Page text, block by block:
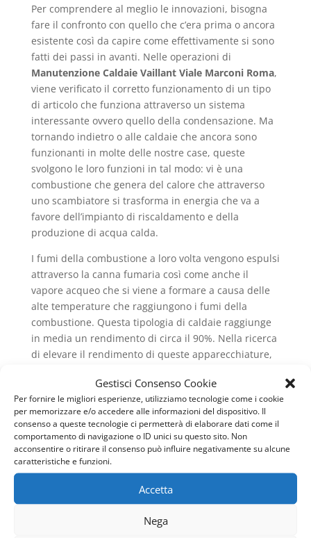
Gestisci Consenso Cookie
Per fornire le migliori esperienze, utilizziamo tecnologie come i cookie
per memorizzare e/o accedere alle informazioni del dispositivo. Il
consenso a queste tecnologie ci permetterà di elaborare dati come il
comportamento di navigazione o ID unici su questo sito. Non
acconsentire o ritirare il consenso può influire negativamente su alcune
caratteristiche e funzioni.
Accetta
Nega
Per comprendere al meglio le innovazioni, bisogna
fare il confronto con quello che c’era prima o ancora
esistente così da capire come effettivamente si sono
fatti dei passi in avanti. Nelle operazioni di
Manutenzione Caldaie Vaillant Viale Marconi Roma,
viene verificato il corretto funzionamento di un tipo
di articolo che funziona attraverso un sistema
interessante ovvero quello della condensazione. Ma
tornando indietro o alle caldaie che ancora sono
funzionanti in molte delle nostre case, queste
svolgono le loro funzioni in tal modo: vi è una
combustione che genera del calore che attraverso
uno scambiatore si trasforma in energia che va a
favore dell’impianto di riscaldamento e della
produzione di acqua calda.
I fumi della combustione a loro volta vengono espulsi
attraverso la canna fumaria così come anche il
vapore acqueo che si viene a formare a causa delle
alte temperature che raggiungono i fumi della
combustione. Questa tipologia di caldaie raggiunge
in media un rendimento di circa il 90%. Nella ricerca
di elevare il rendimento di queste apparecchiature,
permettere dei consumi più bassi, si è arrivati
all’introduzione del metodo della condensazione.
Questo sempre seguendo il principio della
combustione iniziale, cerca di recuperare il massimo
dell’energia, così da introdurre un sistema di
raffreddamento dei fumi che non genera vapore
generale prodotta dalla combustione e permette di
ottenere dei rendimenti molto più alti. Infatti questo,